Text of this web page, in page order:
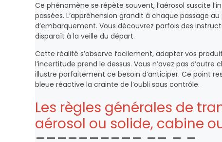
Ce phénomène se répète souvent, l’aérosol suscite
passées. L’appréhension grandit à chaque passage
d’embarquement. Vous découvrez parfois des
disparaît à la veille du départ.
Cette réalité s’observe facilement, adapter vos
l’incertitude prend le dessus. Vous n’avez pas
illustre parfaitement ce besoin d’anticiper. Ce point
bleue réactive la crainte de l’oubli sous contrôle.
Les règles générales de
aérosol ou solide, cabine